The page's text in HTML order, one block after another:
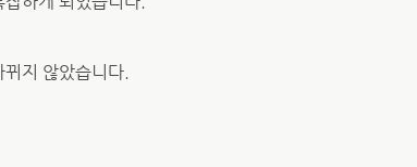
지 않았습니다.